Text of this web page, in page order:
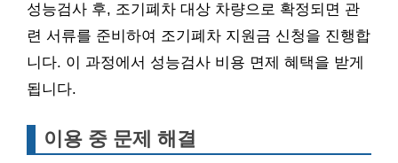
성능검사 후, 조기폐차 대상 차량으로 확정되면 관
련 서류를 준비하여 조기폐차 지원금 신청을 진행합
니다. 이 과정에서 성능검사 비용 면제 혜택을 받게
됩니다.
이용 중 문제 해결